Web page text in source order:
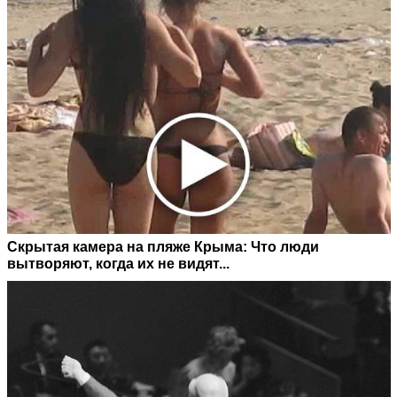
Скрытая камера на пляже Крыма: Что люди
вытворяют, когда их не видят...